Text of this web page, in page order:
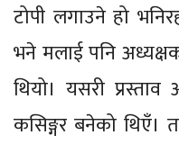
टोपी लगाउने हो
भने मलाई पनि
थियो। यसरी
कसिङ्गर बनेको थिएँ।